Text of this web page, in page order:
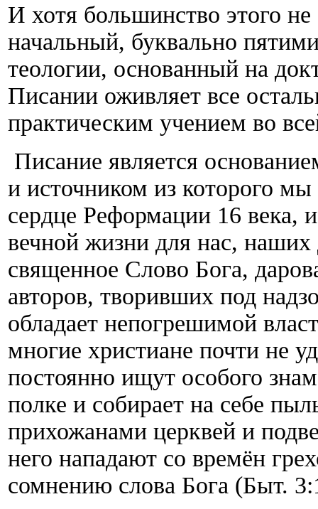
И хотя большинство этого
начальный, буквально
теологии, основанный на
Писании оживляет все
практическим учением во
Писание является
и источником из которого
сердце Реформации 16 века,
вечной жизни для нас,
священное Слово Бога,
авторов, творивших под
обладает непогрешимой
многие христиане почти не
постоянно ищут особого
полке и собирает на себе
прихожанами церквей и
него нападают со времён
сомнению слова Бога (Быт.